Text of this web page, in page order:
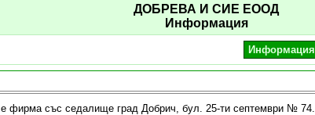
ДОБРЕВА И СИЕ ЕООД
Информация
Информация
е фирма със седалище град Добрич, бул. 25-ти септември № 74.